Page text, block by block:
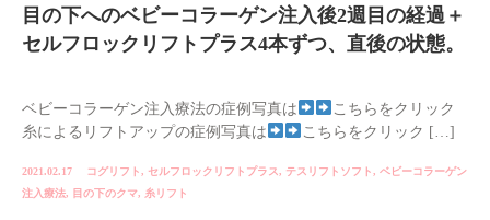
目の下へのベビーコラーゲン注入後2週目の経過＋
セルフロックリフトプラス4本ずつ、直後の状態。
ベビーコラーゲン注入療法の症例写真は
こちらをクリック
糸によるリフトアップの症例写真は
こちらをクリック […]
2021.02.17 コグリフト, セルフロックリフトプラス, テスリフトソフト, ベビーコラーゲン
注入療法, 目の下のクマ, 糸リフト